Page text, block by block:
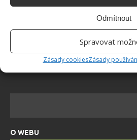
Odmítnout
Spravovat
Zásady cookiesZásady
Chřadnoucí orchideje
O WEBU